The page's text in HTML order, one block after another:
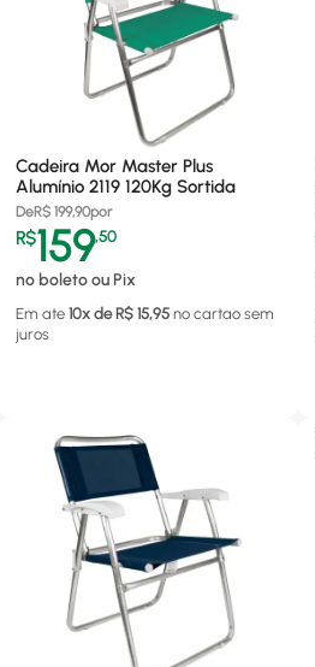
Cadeira Mor Master Plus
Alumínio 2119 120Kg Sortida
DeR$ 199,90por
R$159,50
no boleto ou Pix
Em ate 10x de R$ 15,95 no cartao sem
juros